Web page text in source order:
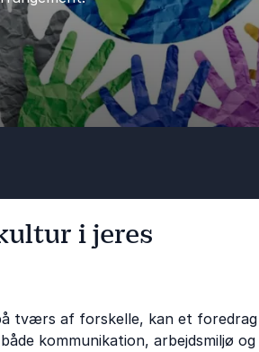
i jeres
tværs af forskelle, kan et foredrag
kommunikation, arbejdsmiljø og